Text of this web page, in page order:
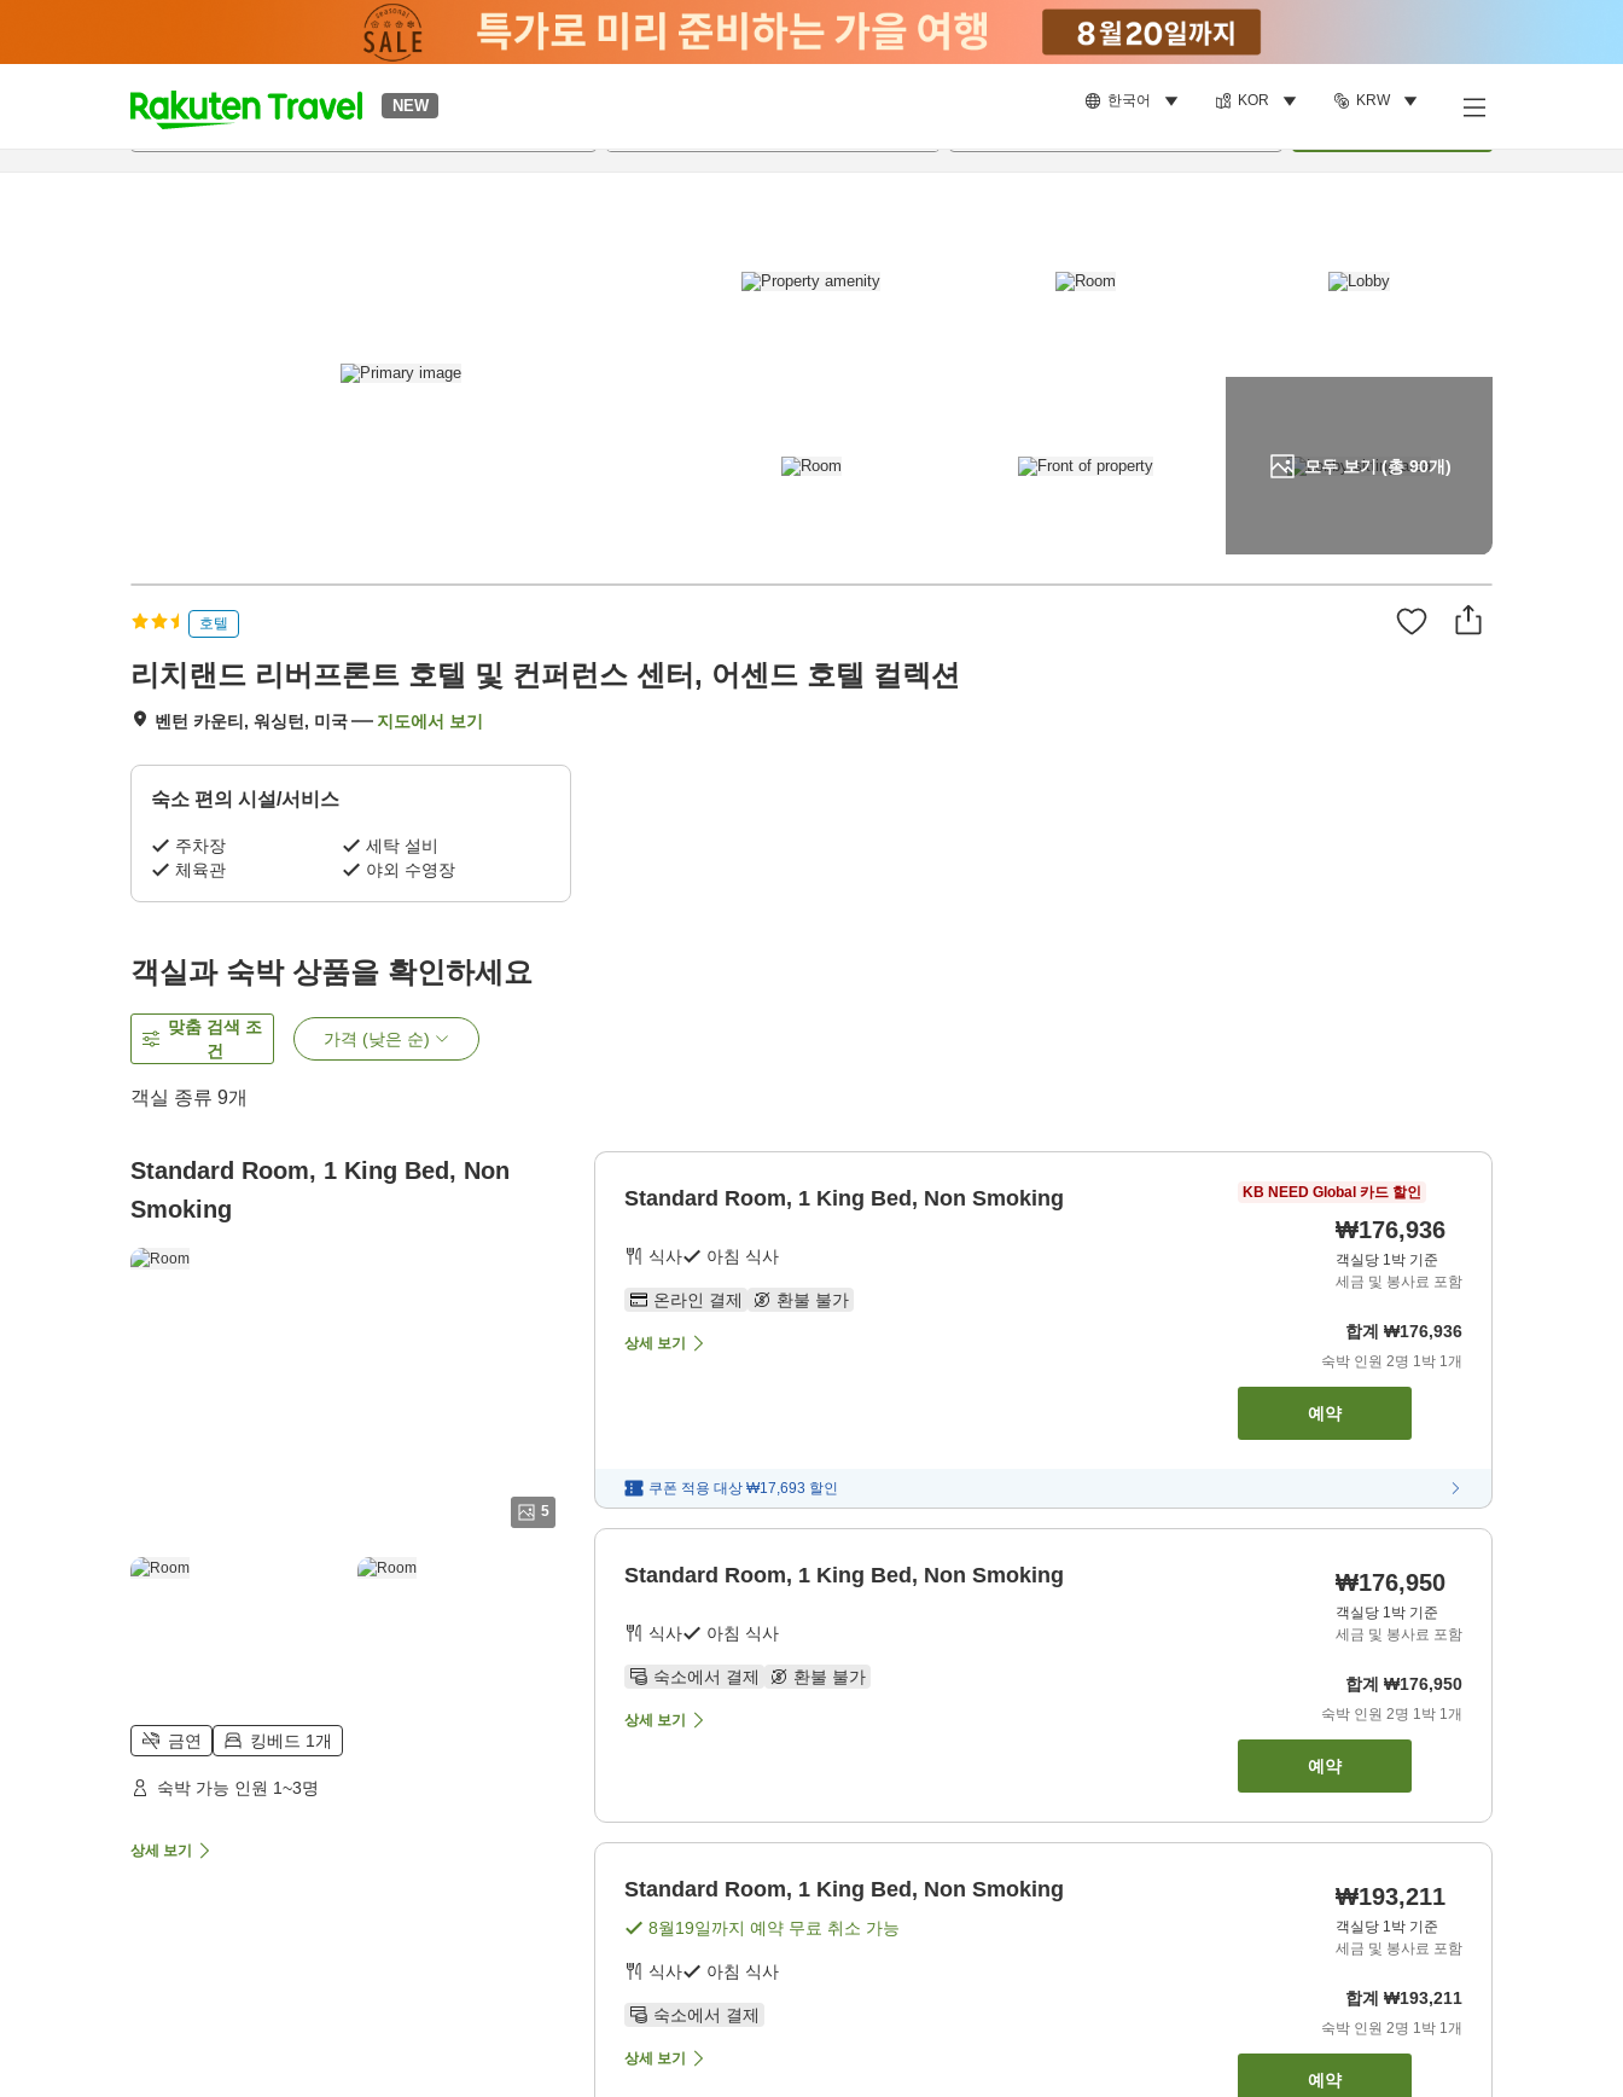
NEW 한국어 KOR KRW
t
p
모두 보기 (총90개)
개요객실 & 숙박 상품이용 후기 편의 시설/서비스
호텔
리치랜드 리버프론트 호텔 및 컨퍼런스 센터, 어센드 호텔 컬렉션
벤턴 카운티, 워싱턴, 미국 지도에서 보기
숙소 편의 시설/서비스
주차장
세탁 설비
체육관
야외 수영장
객실과 숙박 상품을 확인하세요
맞춤 검색 조
건
가격 (낮은 순)
객실 종류 9개
Standard Room, 1 King Bed, Non
Smoking
5
금연 킹베드 1개
숙박 가능 인원 1~3명
상세 보기
Standard Room, 1 King Bed, Non Smoking
식사 아침 식사
온라인 결제 환불 불가
상세 보기
KB NEED Global 카드 할인
₩176,936
객실당 1박 기준
세금 및 봉사료 포함
합계 ₩176,936
숙박 인원 2명 1박 1개
예약
쿠폰 적용 대상 ₩17,693 할인
Standard Room, 1 King Bed, Non Smoking
식사 아침 식사
숙소에서 결제 환불 불가
상세 보기
₩176,950
객실당 1박 기준
세금 및 봉사료 포함
합계 ₩176,950
숙박 인원 2명 1박 1개
예약
Standard Room, 1 King Bed, Non Smoking
8월19일까지 예약 무료 취소 가능
식사 아침 식사
숙소에서 결제
상세 보기
₩193,211
객실당 1박 기준
세금 및 봉사료 포함
합계 ₩193,211
숙박 인원 2명 1박 1개
예약